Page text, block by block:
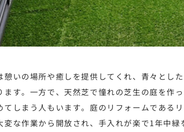
憩いの場所や癒しを提供してくれ、青々とし
ます。一方で、天然芝で憧れの芝生の庭を作
てしまう人もいます。庭のリフォームである
変な作業から開放され、手入れが楽で1年中